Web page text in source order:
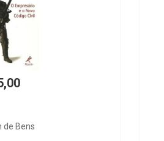
R$360,00
ProcedimientosEstéticos